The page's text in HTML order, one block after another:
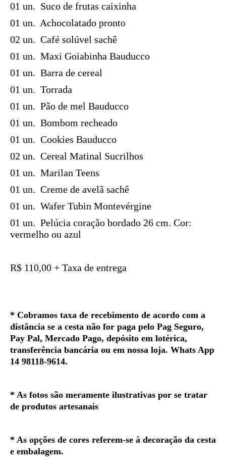
01 un. Suco de frutas caixinha
01 un. Achocolatado pronto
02 un. Café solúvel sachê
01 un. Maxi Goiabinha Bauducco
01 un. Barra de cereal
01 un. Torrada
01 un. Pão de mel Bauducco
01 un. Bombom recheado
01 un. Cookies Bauducco
02 un. Cereal Matinal Sucrilhos
01 un. Marilan Teens
01 un. Creme de avelã sachê
01 un. Wafer Tubin Montevérgine
01 un. Pelúcia coração bordado 26 cm. Cor:
vermelho ou azul
R$ 110,00 + Taxa de entrega
* Cobramos taxa de recebimento de acordo com a
distância se a cesta não for paga pelo Pag Seguro,
Pay Pal, Mercado Pago, depósito em lotérica,
transferência bancária ou em nossa loja. Whats App
14 98118-9614.
* As fotos são meramente ilustrativas por se tratar
de produtos artesanais
* As opções de cores referem-se à decoração da cesta
e embalagem.